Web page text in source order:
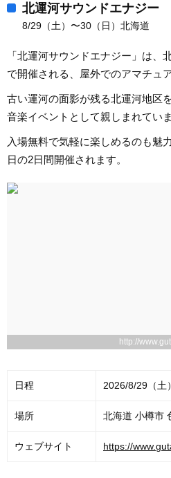
北運河サウンドエナジー
8/29（土）〜30（日）北海道
「北運河サウンドエナジー」は、
で開催される、屋外でのアマチュ
古い運河の面影が残る北運河地区
音楽イベントとして親しまれていま
入場無料で気軽に楽しめるのも魅
日の2日間開催されます。
http://
日程 2026/8/29（土
場所 北海道 小樽市
ウェブサイト https://